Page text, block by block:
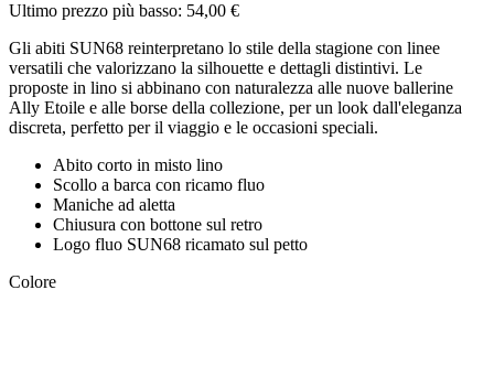
Ultimo prezzo più basso: 54,00 €
Gli abiti SUN68 reinterpretano lo stile della stagione con linee
versatili che valorizzano la silhouette e dettagli distintivi. Le
proposte in lino si abbinano con naturalezza alle nuove ballerine
Ally Etoile e alle borse della collezione, per un look dall'eleganza
discreta, perfetto per il viaggio e le occasioni speciali.
Abito corto in misto lino
Scollo a barca con ricamo fluo
Maniche ad aletta
Chiusura con bottone sul retro
Logo fluo SUN68 ricamato sul petto
Colore